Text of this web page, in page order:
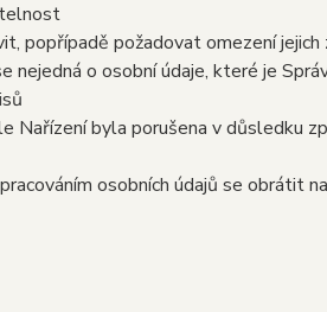
popřípadě požadovat omezení jejich
nejedná o osobní údaje, které je
Nařízení byla porušena v důsledku
osobních údajů se obrátit